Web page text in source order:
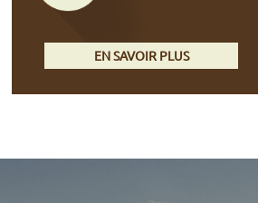
EN SAVOIR PLUS